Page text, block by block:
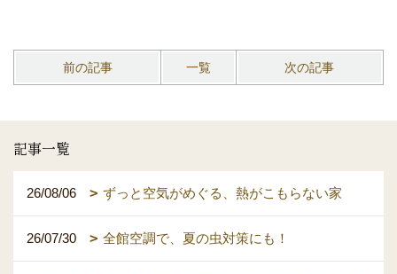
前の記事 一覧 次の記事
記事一覧
26/08/06 ずっと空気がめぐる、熱がこもらない家
26/07/30 全館空調で、夏の虫対策にも！